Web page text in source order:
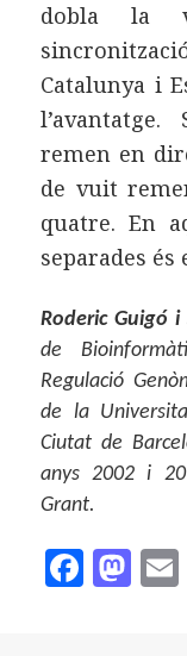
dobla la
Catalunya i
remen en
de vuit
quatre. En
separades
Roderic Guigó i
de
Regulació
de la
Ciutat de
anys 2002 i
Grant.
F M